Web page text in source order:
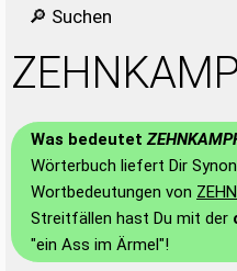
🔎 Suchen
Was bedeutet
Wörterbuch liefert Dir
Wortbedeutungen von
Streitfällen hast Du mit der
"ein Ass im Ärmel"!